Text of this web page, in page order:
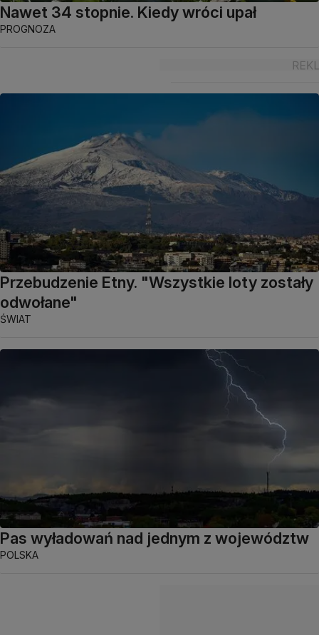
Nawet 34 stopnie. Kiedy wróci upał
PROGNOZA
Przebudzenie Etny. "Wszystkie loty zostały
odwołane"
ŚWIAT
Pas wyładowań nad jednym z województw
POLSKA